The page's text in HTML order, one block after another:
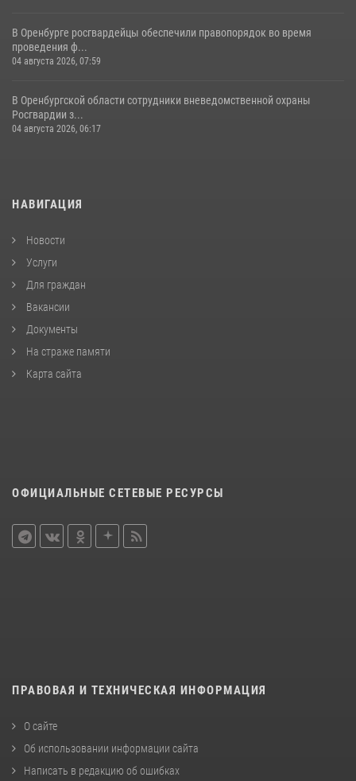
В Оренбурге росгвардейцы обеспечили правопорядок во время
проведения ф...
04 августа 2026, 07:59
В Оренбургской области сотрудники вневедомственной охраны
Росгвардии з...
04 августа 2026, 06:17
НАВИГАЦИЯ
Новости
Услуги
Для граждан
Вакансии
Документы
На страже памяти
Карта сайта
ОФИЦИАЛЬНЫЕ СЕТЕВЫЕ РЕСУРСЫ
ПРАВОВАЯ И ТЕХНИЧЕСКАЯ ИНФОРМАЦИЯ
О сайте
Об использовании информации сайта
Написать в редакцию об ошибках